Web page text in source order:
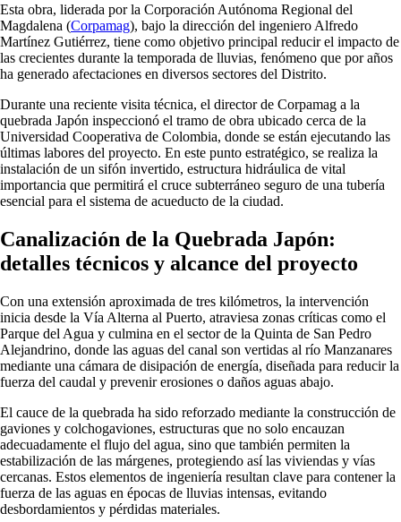
Esta obra, liderada por la Corporación Autónoma Regional del
Magdalena (Corpamag), bajo la dirección del ingeniero Alfredo
Martínez Gutiérrez, tiene como objetivo principal reducir el impacto de
las crecientes durante la temporada de lluvias, fenómeno que por años
ha generado afectaciones en diversos sectores del Distrito.
Durante una reciente visita técnica, el director de Corpamag a la
quebrada Japón inspeccionó el tramo de obra ubicado cerca de la
Universidad Cooperativa de Colombia, donde se están ejecutando las
últimas labores del proyecto. En este punto estratégico, se realiza la
instalación de un sifón invertido, estructura hidráulica de vital
importancia que permitirá el cruce subterráneo seguro de una tubería
esencial para el sistema de acueducto de la ciudad.
Canalización de la Quebrada Japón:
detalles técnicos y alcance del proyecto
Con una extensión aproximada de tres kilómetros, la intervención
inicia desde la Vía Alterna al Puerto, atraviesa zonas críticas como el
Parque del Agua y culmina en el sector de la Quinta de San Pedro
Alejandrino, donde las aguas del canal son vertidas al río Manzanares
mediante una cámara de disipación de energía, diseñada para reducir la
fuerza del caudal y prevenir erosiones o daños aguas abajo.
El cauce de la quebrada ha sido reforzado mediante la construcción de
gaviones y colchogaviones, estructuras que no solo encauzan
adecuadamente el flujo del agua, sino que también permiten la
estabilización de las márgenes, protegiendo así las viviendas y vías
cercanas. Estos elementos de ingeniería resultan clave para contener la
fuerza de las aguas en épocas de lluvias intensas, evitando
desbordamientos y pérdidas materiales.